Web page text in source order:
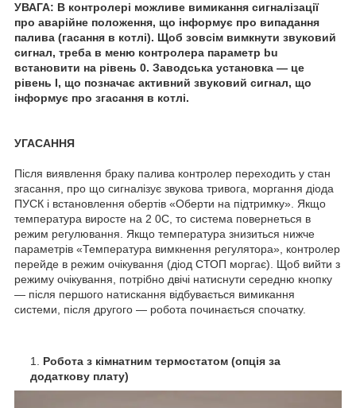
УВАГА: В контролері можливе вимикання сигналізації
про аварійне положення, що інформує про випадання
палива (гасання в котлі). Щоб зовсім вимкнути звуковий
сигнал, треба в меню контролера параметр bu
встановити на рівень 0. Заводська установка — це
рівень I, що позначає активний звуковий сигнал, що
інформує про згасання в котлі.
УГАСАННЯ
Після виявлення браку палива контролер переходить у стан
згасання, про що сигналізує звукова тривога, моргання діода
ПУСК і встановлення обертів «Оберти на підтримку». Якщо
температура виросте на 2 0С, то система повернеться в
режим регулювання. Якщо температура знизиться нижче
параметрів «Температура вимкнення регулятора», контролер
перейде в режим очікування (діод СТОП моргає). Щоб вийти з
режиму очікування, потрібно двічі натиснути середню кнопку
— після першого натискання відбувається вимикання
системи, після другого — робота починається спочатку.
Робота з кімнатним термостатом (опція за
додаткову плату)